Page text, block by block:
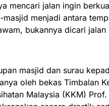
mencari jalan ingin
masjid menjadi antara
bukannya dicari
masjid dan surau
oleh bekas Timbalan
Malaysia (KKM)